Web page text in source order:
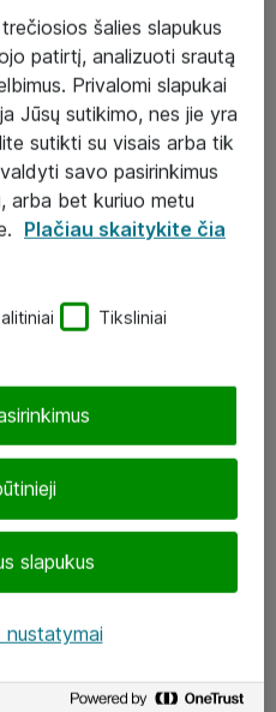
šalies slapukus
patirtį, analizuoti srautą
Privalomi slapukai
Jūsų sutikimo, nes jie yra
sutikti su visais arba tik
savo pasirinkimus
arba bet kuriuo metu
Plačiau skaitykite čia
Tiksliniai
slapukus
nustatymai